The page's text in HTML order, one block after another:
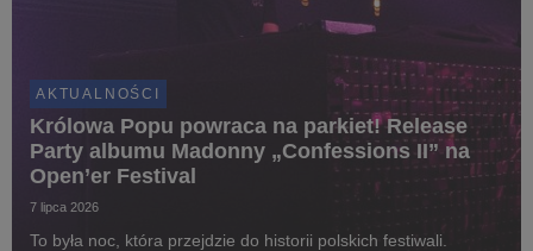
AKTUALNOŚCI
Królowa Popu powraca na parkiet! Release
Party albumu Madonny „Confessions II” na
Open’er Festival
7 lipca 2026
To była noc, która przejdzie do historii polskich festiwali.